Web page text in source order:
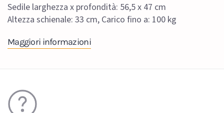
Sedile larghezza x profondità: 56,5 x 47 cm
Altezza schienale: 33 cm, Carico fino a: 100 kg
Maggiori informazioni